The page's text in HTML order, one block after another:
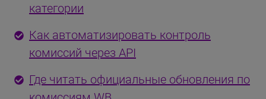
категории
Как автоматизировать контроль
комиссий через API
Где читать официальные обновления по